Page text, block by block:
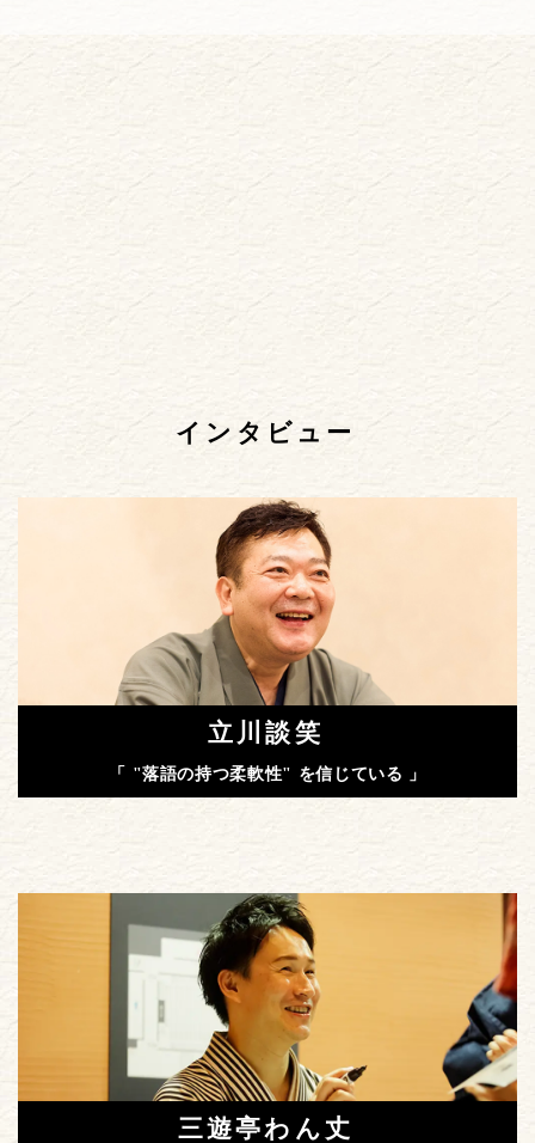
インタビュー
立川談笑
「 "落語の持つ柔軟性" を信じている 」
三遊亭わん丈